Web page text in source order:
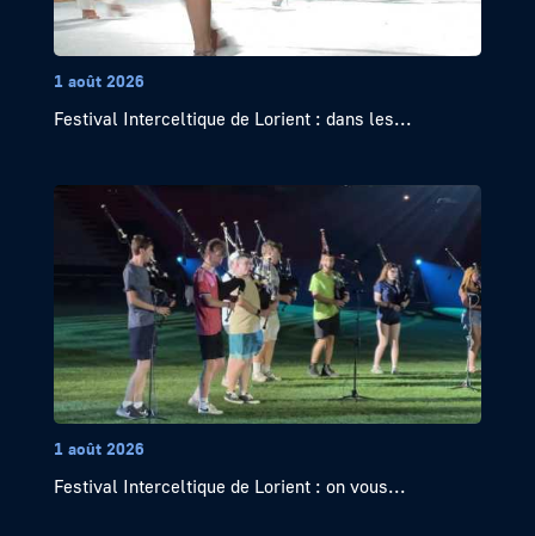
1 août 2026
Festival Interceltique de Lorient : dans les...
1 août 2026
Festival Interceltique de Lorient : on vous...